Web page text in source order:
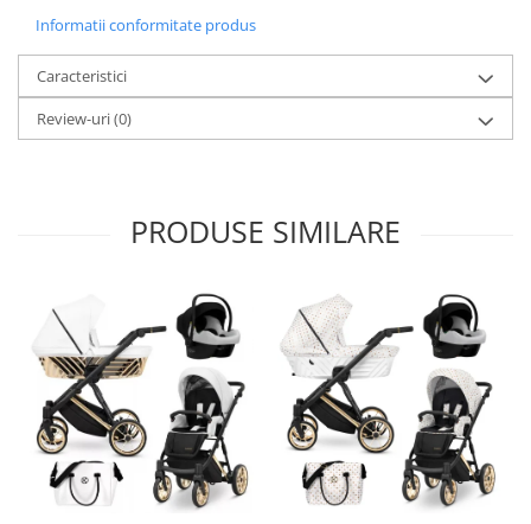
Informatii conformitate produs
Caracteristici
Review-uri(0)
PRODUSE SIMILARE